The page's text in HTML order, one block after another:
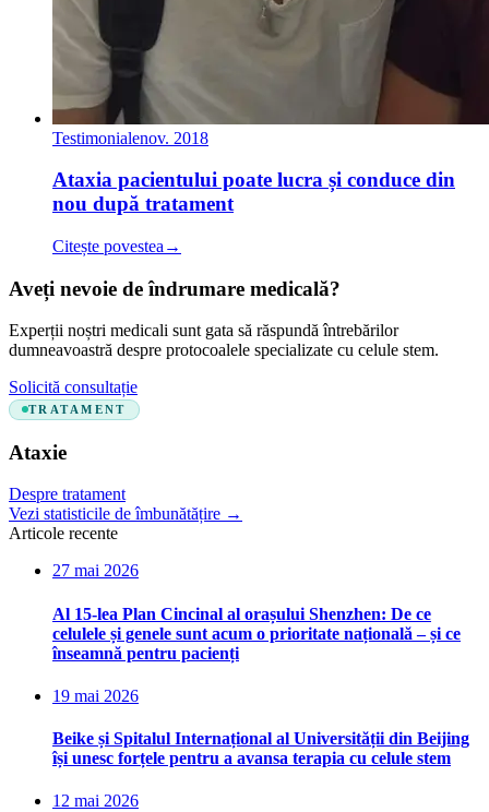
Testimonialenov. 2018
Ataxia pacientului poate lucra și conduce din
nou după tratament
Citește povestea →
Aveți nevoie de îndrumare medicală?
Experții noștri medicali sunt gata să răspundă întrebărilor
dumneavoastră despre protocoalele specializate cu celule stem.
Solicită consultație
TRATAMENT
Ataxie
Despre tratament
Vezi statisticile de îmbunătățire →
Articole recente
27 mai 2026
Al 15-lea Plan Cincinal al orașului Shenzhen: De ce
celulele și genele sunt acum o prioritate națională – și ce
înseamnă pentru pacienți
19 mai 2026
Beike și Spitalul Internațional al Universității din Beijing
își unesc forțele pentru a avansa terapia cu celule stem
12 mai 2026